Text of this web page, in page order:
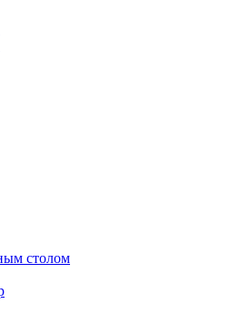
столом